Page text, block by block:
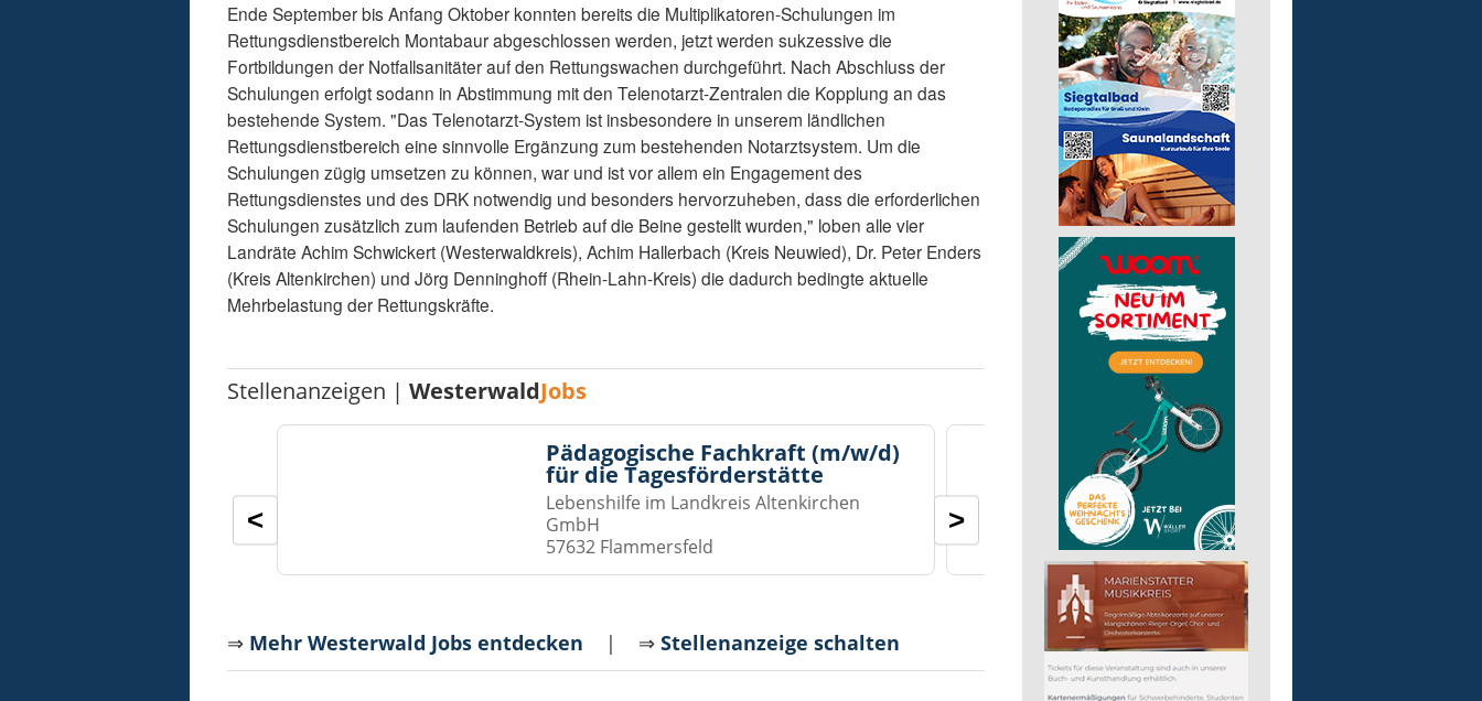
Ende September bis Anfang Oktober konnten bereits die Multiplikatoren-Schulungen im
Rettungsdienstbereich Montabaur abgeschlossen werden, jetzt werden sukzessive die
Fortbildungen der Notfallsanitäter auf den Rettungswachen durchgeführt. Nach Abschluss der
Schulungen erfolgt sodann in Abstimmung mit den Telenotarzt-Zentralen die Kopplung an das
bestehende System. "Das Telenotarzt-System ist insbesondere in unserem ländlichen
Rettungsdienstbereich eine sinnvolle Ergänzung zum bestehenden Notarztsystem. Um die
Schulungen zügig umsetzen zu können, war und ist vor allem ein Engagement des
Rettungsdienstes und des DRK notwendig und besonders hervorzuheben, dass die erforderlichen
Schulungen zusätzlich zum laufenden Betrieb auf die Beine gestellt wurden," loben alle vier
Landräte Achim Schwickert (Westerwaldkreis), Achim Hallerbach (Kreis Neuwied), Dr. Peter Enders
(Kreis Altenkirchen) und Jörg Denninghoff (Rhein-Lahn-Kreis) die dadurch bedingte aktuelle
Mehrbelastung der Rettungskräfte.
Stellenanzeigen |WesterwaldJobs
Pädagogische Fachkraft (m/w/d)
für die Tagesförderstätte
Lebenshilfe im Landkreis Altenkirchen
GmbH
57632 Flammersfeld
Pädagogische
Lebenshilfe im Landkreis
GmbH
57632 Flammersfeld
< >
⇒ Mehr Westerwald Jobs entdecken | ⇒Stellenanzeige schalten